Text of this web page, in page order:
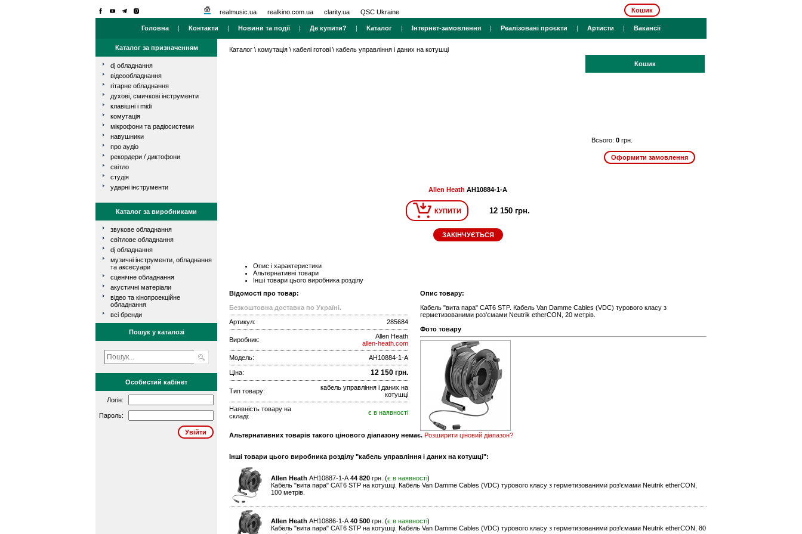
realmusic.ua realkino.com.ua clarity.ua QSC Ukraine Кошик
Головна | Контакти | Новини та події| Де купити? | Каталог | Інтернет-замовлення | Реалізовані проєкти | Артисти | Вакансії
Каталог за призначенням
dj обладнання
відеообладнання
гітарне обладнання
духові, смичкові інструменти
клавішні і midi
комутація
мікрофони та радіосистеми
навушники
про аудіо
рекордери / диктофони
світло
студія
ударні інструменти
Каталог за виробниками
звукове обладнання
світлове обладнання
dj обладнання
музичні інструменти, обладнання
та аксесуари
сценічне обладнання
акустичні матеріали
відео та кінопроекційне
обладнання
всі бренди
Пошук у каталозі
Особистий кабінет
Логін:
Пароль:
Каталог \ комутація \ кабелі готові \ кабель управління і даних на котушці
Кошик
Всього: 0 грн.
Allen Heath AH10884-1-A
КУПИТИ 12 150 грн.
ЗАКІНЧУЄТЬСЯ
Опис і характеристики
Альтернативні товари
Інші товари цього виробника розділу
Відомості про товар:
Безкоштовна доставка по Україні.
Артикул:
285684
Виробник:
Allen Heath
allen-heath.com
Модель:
AH10884-1-A
Ціна: 12 150 грн.
Тип товару:
кабель управління і даних на
котушці
Наявність товару на
складі:
є в наявності
Опис товару:
Кабель "вита пара" CAT6 STP. Кабель Van Damme Cables (VDC) турового класу з
герметизованими роз'ємами Neutrik etherCON, 20 метрів.
Фото товару
Альтернативних товарів такого цінового діапазону немає. Розширити ціновий діапазон?
Інші товари цього виробника розділу "кабель управління і даних на котушці":
Allen Heath AH10887-1-A 44 820 грн. (є в наявності)
Кабель "вита пара" CAT6 STP на котушці. Кабель Van Damme Cables (VDC) турового класу з герметизованими роз'ємами Neutrik etherCON,
100 метрів.
Allen Heath AH10886-1-A 40 500 грн. (є в наявності)
Кабель "вита пара" CAT6 STP на котушці. Кабель Van Damme Cables (VDC) турового класу з герметизованими роз'ємами Neutrik etherCON, 80